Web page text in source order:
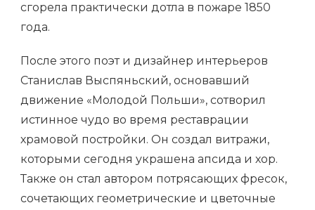
сгорела практически дотла в пожаре 1850
года.
После этого поэт и дизайнер интерьеров
Станислав Выспяньский, основавший
движение «Молодой Польши», сотворил
истинное чудо во время реставрации
храмовой постройки. Он создал витражи,
которыми сегодня украшена апсида и хор.
Также он стал автором потрясающих фресок,
сочетающих геометрические и цветочные